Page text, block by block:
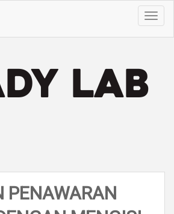
T
o
g
PENAWARAN